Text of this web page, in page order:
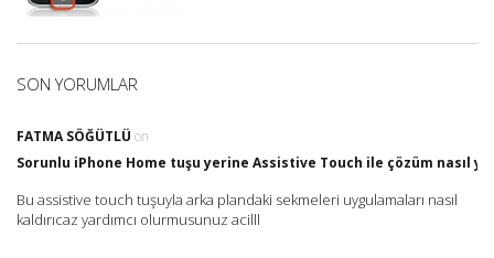
SON YORUMLAR
FATMA SÖĞÜTLÜ on
Sorunlu iPhone Home tuşu yerine Assistive Touch ile çözüm nasıl
Bu assistive touch tuşuyla arka plandaki sekmeleri uygulamaları nasıl
kaldırıcaz yardımcı olurmusunuz acilll